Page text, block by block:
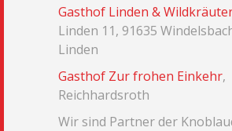
Gasthof Linden &
Linden 11, 91635
Linden
Gasthof Zur frohen Einkehr,
Reichhardsroth
Wir sind Partner der